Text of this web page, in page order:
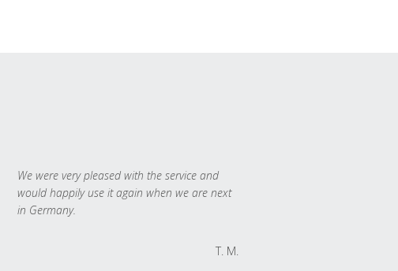
We were very pleased with the service and
would happily use it again when we are next
in Germany.
T. M.